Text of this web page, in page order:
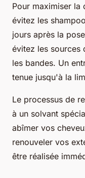
Pour maximiser la
évitez les
jours après la
évitez les sources
les bandes. Un
tenue jusqu'à la
Le processus de
à un solvant
abîmer vos
renouveler vos
être réalisée